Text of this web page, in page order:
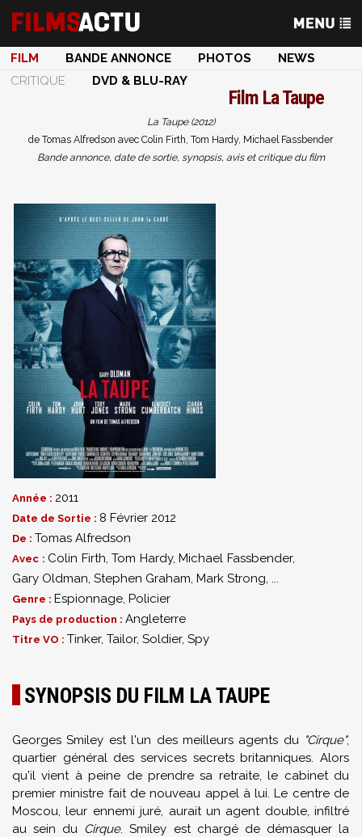
FILM BANDE ANNONCE PHOTOS
NEWS
CRITIQUE
DVD & BLU-RAY
Film La Taupe
La Taupe (2012)
de Tomas Alfredson avec Colin Firth, Tom Hardy, Michael Fassbender
Bande annonce, date de sortie, synopsis, avis et critique du film
Année : 2011
Date de Sortie : 8 Février 2012
De : Tomas Alfredson
Avec : Colin Firth,Tom Hardy,Michael Fassbender,
Gary Oldman, Stephen Graham, Mark Strong, ...
Genre : Espionnage, Policier
Pays de production : Angleterre
Titre VO : Tinker, Tailor, Soldier, Spy
SYNOPSIS DU FILM LA TAUPE
Georges Smiley est l'un des meilleurs agents du "Cirque",
quartier général des services secrets britanniques. Alors
qu'il vient à peine de prendre sa retraite, le cabinet du
premier ministre fait de nouveau appel à lui. Le centre de
Moscou, leur ennemi juré, aurait un agent double, infiltré
au sein du Cirque. Smiley est chargé de démasquer la